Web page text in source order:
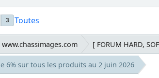
3 Toutes
[ FORUM HARD,
6% sur tous les produits au 2 juin 2026